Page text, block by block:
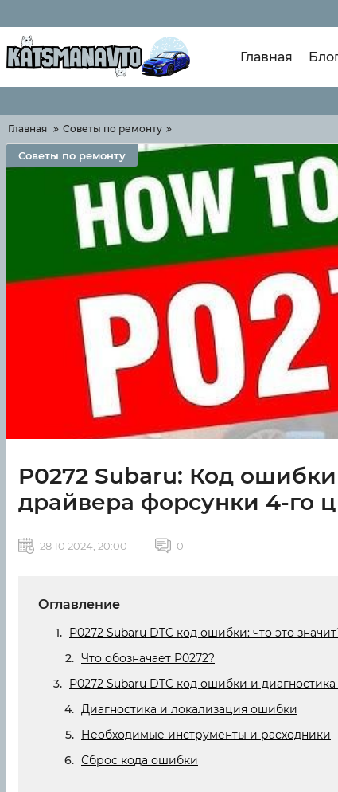
Главная
Главная Советы по ремонту
Советы по ремонту
P0272 Subaru: Код
драйвера форсунки 4-го
28 10 2024, 20:00 0
Оглавление
P0272 Subaru DTC код ошибки: что это
Что обозначает P0272?
P0272 Subaru DTC код ошибки и
Диагностика и локализация ошибки
Необходимые инструменты и расходники
Сброс кода ошибки